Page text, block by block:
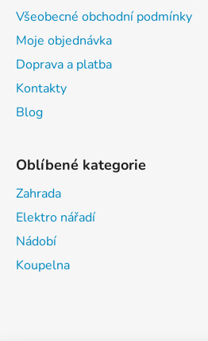
Všeobecné obchodní podmínky
Moje objednávka
Doprava a platba
Kontakty
Blog
Oblíbené kategorie
Zahrada
Elektro nářadí
Nádobí
Koupelna